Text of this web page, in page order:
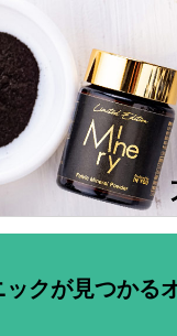
クが見つかる